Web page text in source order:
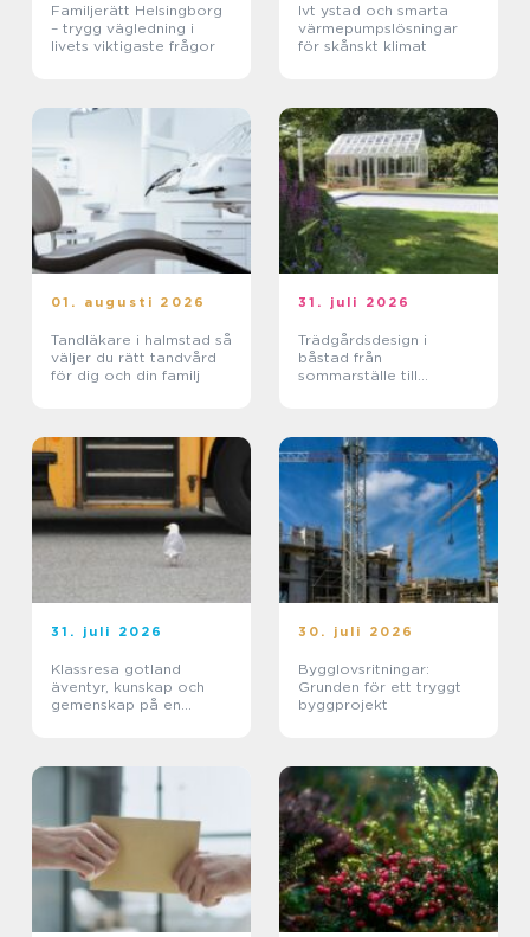
Familjerätt Helsingborg
– trygg vägledning i
livets viktigaste frågor
Ivt ystad och smarta
värmepumpslösningar
för skånskt klimat
01. augusti 2026
Tandläkare i halmstad så
väljer du rätt tandvård
för dig och din familj
31. juli 2026
Trädgårdsdesign i
båstad från
sommarställe till
31. juli 2026
Klassresa gotland
äventyr, kunskap och
gemenskap på en
30. juli 2026
Bygglovsritningar:
Grunden för ett tryggt
byggprojekt